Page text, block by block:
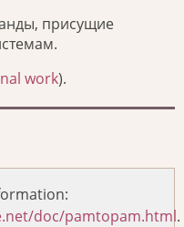
присущие
work).
doc/pamtopam.html.